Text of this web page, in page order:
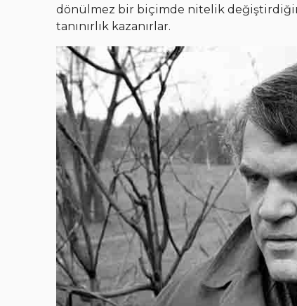
dönülmez bir biçimde nitelik
tanınırlık kazanırlar.